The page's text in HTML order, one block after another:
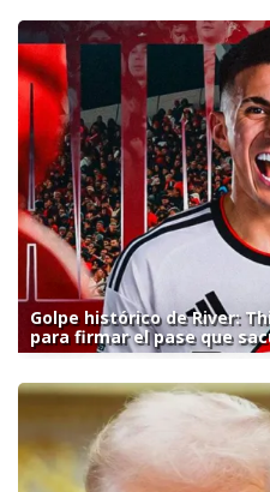
Golpe histórico de River:
para firmar el pase que